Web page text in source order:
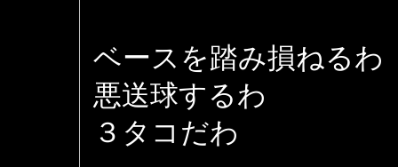
ベースを踏み損ねるわ
悪送球するわ
３タコだわ